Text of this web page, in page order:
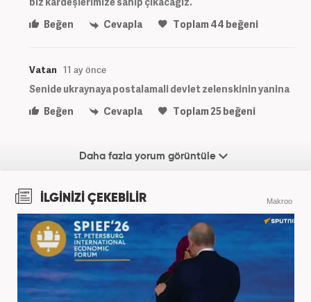
Beğen
Cevapla Toplam44 beğeni
Vatan 11 ay önce
Senide ukraynaya postalamali devlet zelenskinin yanina
Beğen
Cevapla Toplam25beğeni
Daha fazla yorum görüntüle
İLGİNİZİ ÇEKEBİLİR Makroo